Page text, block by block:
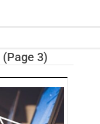
(Page 3)